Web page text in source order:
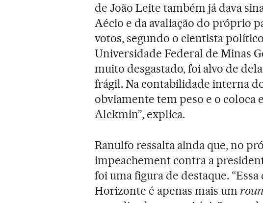
de João Leite também já dava
Aécio e da avaliação do próprio
votos, segundo o cientista
Universidade Federal de Minas
muito desgastado, foi alvo de
frágil. Na contabilidade interna do
obviamente tem peso e o coloca
Alckmin”, explica.
Ranulfo ressalta ainda que, no
impeachement contra a
foi uma figura de destaque.
Horizonte é apenas mais um